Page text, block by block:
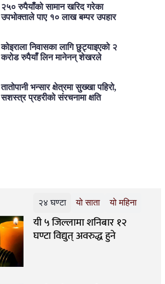
२५० रुपैयाँको सामान खरिद गरेका
उपभोक्ताले पाए १० लाख बम्पर उपहार
कोइराला निवासका लागि छुट्याइएको २
करोड रुपैयाँ लिन मानेनन् शेखरले
तातोपानी भन्सार क्षेत्रमा सुख्खा पहिरो,
सशस्त्र प्रहरीको संरचनामा क्षति
२४ घण्टा यो साता यो महिना
यी ५ जिल्लामा शनिबार १२
घण्टा विद्युत् अवरुद्ध हुने